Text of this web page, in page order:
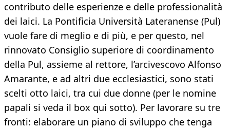
contributo delle esperienze e delle professionalità
dei laici. La Pontificia Università Lateranense (Pul)
vuole fare di meglio e di più, e per questo, nel
rinnovato Consiglio superiore di coordinamento
della Pul, assieme al rettore, l’arcivescovo Alfonso
Amarante, e ad altri due ecclesiastici, sono stati
scelti otto laici, tra cui due donne (per le nomine
papali si veda il box qui sotto). Per lavorare su tre
fronti: elaborare un piano di sviluppo che tenga